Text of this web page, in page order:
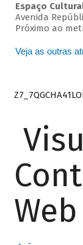
Espaço
Avenida
Próximo ao
Veja as outras
Web